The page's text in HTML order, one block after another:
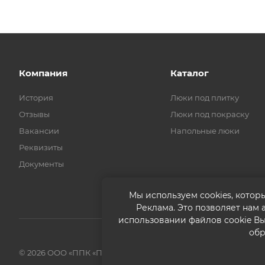
Компания
История
Отзывы
Вакансии
Реквизиты
Документы
Каталог
Люки под плитку
Люки под покраску
Напольные люки
© 2026 ООО «ППК «Практика». Все права защищены
Мы используем cookies,
Реклама. Это позволяет
использовании файлов cookie